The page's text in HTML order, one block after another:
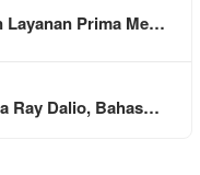
Layanan Prima Me…
Ray Dalio, Bahas…